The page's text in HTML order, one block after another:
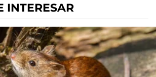
INTERESAR